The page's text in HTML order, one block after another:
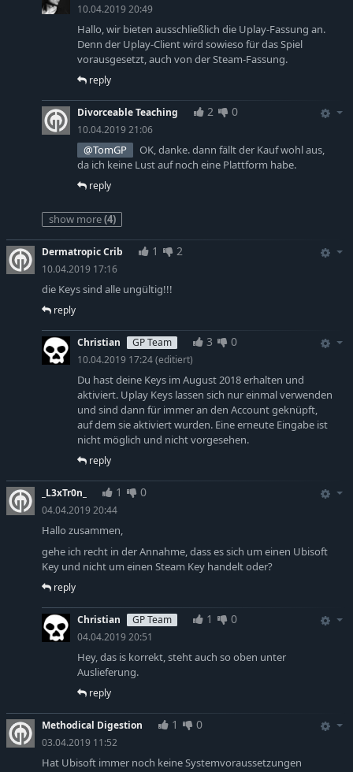
10.04.2019 20:49
Hallo, wir bieten ausschließlich die Uplay-Fassung an.
Denn der Uplay-Client wird sowieso für das Spiel
vorausgesetzt, auch von der Steam-Fassung.
reply
Divorceable Teaching 2 0
10.04.2019 21:06
@TomGP
OK, danke. dann fällt der Kauf wohl aus,
da ich keine Lust auf noch eine Plattform habe.
reply
show more(4)
Dermatropic Crib 1 2
10.04.2019 17:16
die Keys sind alle ungültig!!!
reply
Christian GP Team 3 0
10.04.2019 17:24 (editiert)
Du hast deine Keys im August 2018 erhalten und
aktiviert. Uplay Keys lassen sich nur einmal verwenden
und sind dann für immer an den Account geknüpft,
auf dem sie aktiviert wurden. Eine erneute Eingabe ist
nicht möglich und nicht vorgesehen.
reply
_L3xTr0n_ 1 0
04.04.2019 20:44
Hallo zusammen,
gehe ich recht in der Annahme, dass es sich um einen Ubisoft
Key und nicht um einen Steam Key handelt oder?
reply
Christian GP Team 1 0
04.04.2019 20:51
Hey, das is korrekt, steht auch so oben unter
Auslieferung.
reply
Methodical Digestion 1 0
03.04.2019 11:52
Hat Ubisoft immer noch keine Systemvoraussetzungen